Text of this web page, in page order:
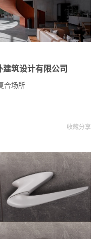
筑设计有限公司
合场所
收藏分享